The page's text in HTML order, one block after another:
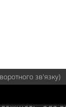
зв'язку)